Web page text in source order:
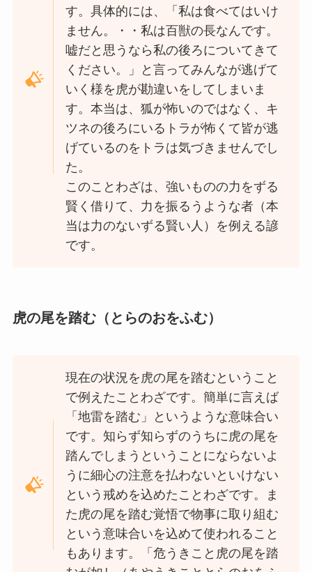
す。具体的には、「私は食べてはいけ
ません。・・私は百獣の長なんです。
嘘だと思うなら私の後ろについてきて
ください。」と言ってみんなが逃げて
いく様を虎が勘違いをしてしまいま
す。本当は、狐が怖いのではなく、キ
ツネの後ろにいるトラが怖くて皆が逃
げているのをトラは気づきませんでし
た。
このことわざは、強いものの力をずる
賢く借りて、力を振るうような者（本
当は力のないずる賢い人）を例える諺
です。
虎の尾を踏む（とらのおをふむ）
現在の状況を虎の尾を踏むということ
で例えたことわざです。簡単に言えば
「地雷を踏む」というような意味合い
です。知らず知らずのうちに虎の尾を
踏んでしまうということにならないよ
うに細心の注意を払わないといけない
という戒めを込めたことわざです。ま
た虎の尾を踏む覚悟で物事に取り組む
という意味合いを込めて使われること
もあります。「危うきこと虎の尾を踏